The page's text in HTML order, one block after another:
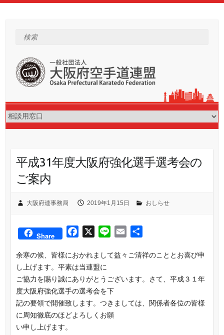
検索
平成31年度大阪府強化選手選考会の
ご案内
大阪府連事務局 2019年1月15日 おしらせ
Share
c
e
b
o
o
k
n
a
l
余寒の候、皆様におかれまして益々ご清祥のこととお喜び申
し上げます。平素は当連盟に
ご協力を賜り誠にありがとうございます。さて、平成３１年
度大阪府強化選手の選考会を下
記の要領で開催致します。つきましては、関係者各位の皆様
に周知徹底のほどよろしくお願
い申し上げます。